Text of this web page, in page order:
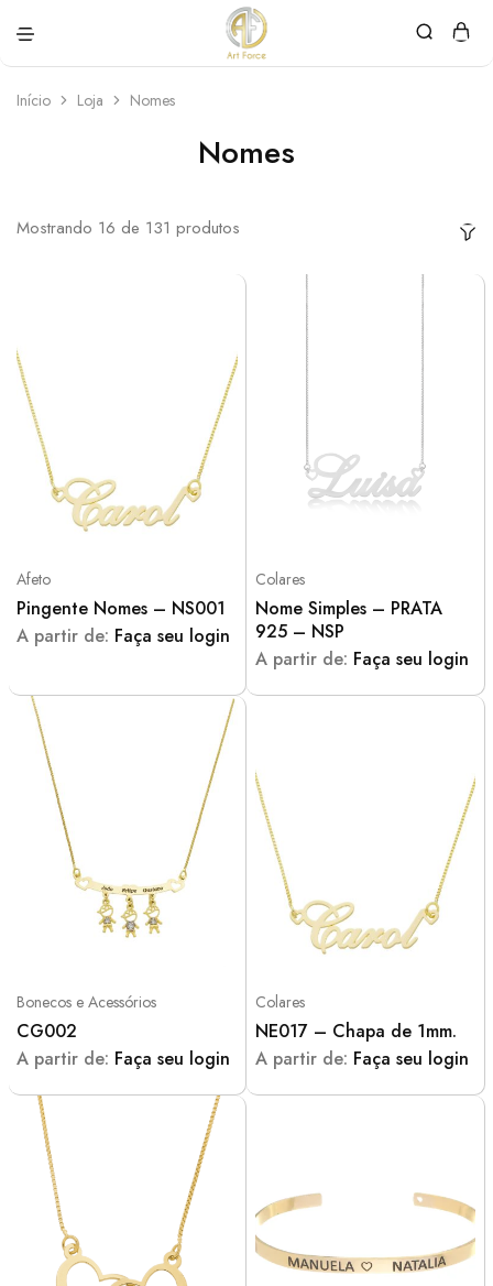
Force
personalizadas
Início Loja Nomes
Nomes
Mostrando 16 de 131 produtos
Afeto
Pingente Nomes – NS001
A partir de: Faça seu login
Colares
Nome Simples – PRATA
925 – NSP
A partir de: Faça seu login
Bonecos e Acessórios
CG002
A partir de: Faça seu login
Colares
NE017 – Chapa de 1mm.
A partir de: Faça seu login